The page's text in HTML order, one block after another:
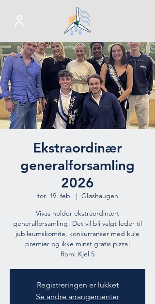
Ekstraordinær
generalforsamling
2026
tor. 19. feb.
  |
Gløshaugen
Vivas holder ekstraordinært
generalforsamling! Det vil bli valgt leder til
jubileumskomite, konkurranser med kule
premier og ikke minst gratis pizza!
Registreringen er lukket
Se andre arrangementer